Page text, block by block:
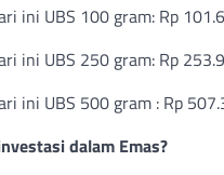
ini UBS 100 gram: Rp
ini UBS 250 gram: Rp
ini UBS 500 gram : Rp
dalam Emas?